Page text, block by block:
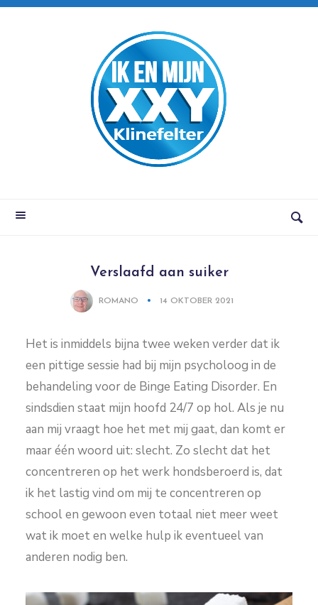
Verslaafd aan suiker
ROMANO 14 OKTOBER 2021
Het is inmiddels bijna twee weken verder dat ik
een pittige sessie had bij mijn psycholoog in de
behandeling voor de Binge Eating Disorder. En
sindsdien staat mijn hoofd 24/7 op hol. Als je nu
aan mij vraagt hoe het met mij gaat, dan komt er
maar één woord uit: slecht. Zo slecht dat het
concentreren op het werk hondsberoerd is, dat
ik het lastig vind om mij te concentreren op
school en gewoon even totaal niet meer weet
wat ik moet en welke hulp ik eventueel van
anderen nodig ben.